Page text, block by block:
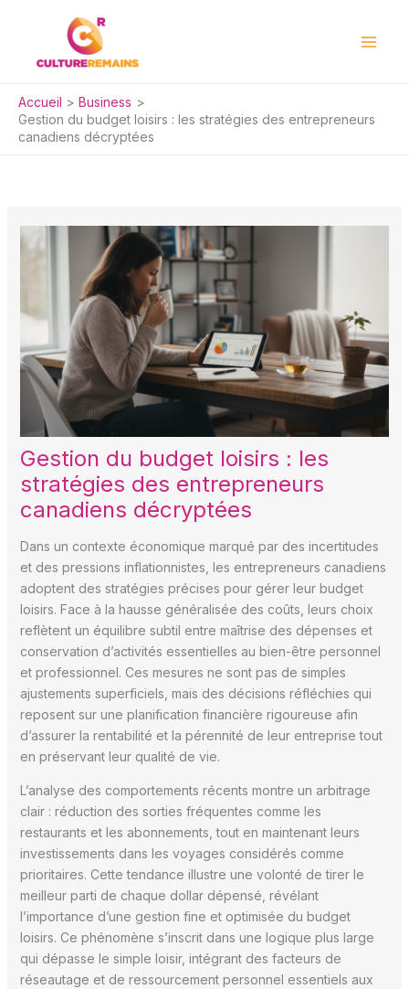
Accueil
Business
Gestion du budget loisirs : les stratégies des entrepreneurs
canadiens décryptées
Gestion du budget loisirs : les
stratégies des entrepreneurs
canadiens décryptées
Dans un contexte économique marqué par des incertitudes
et des pressions inflationnistes, les entrepreneurs canadiens
adoptent des stratégies précises pour gérer leur budget
loisirs. Face à la hausse généralisée des coûts, leurs choix
reflètent un équilibre subtil entre maîtrise des dépenses et
conservation d’activités essentielles au bien-être personnel
et professionnel. Ces mesures ne sont pas de simples
ajustements superficiels, mais des décisions réfléchies qui
reposent sur une planification financière rigoureuse afin
d’assurer la rentabilité et la pérennité de leur entreprise tout
en préservant leur qualité de vie.
L’analyse des comportements récents montre un arbitrage
clair : réduction des sorties fréquentes comme les
restaurants et les abonnements, tout en maintenant leurs
investissements dans les voyages considérés comme
prioritaires. Cette tendance illustre une volonté de tirer le
meilleur parti de chaque dollar dépensé, révélant
l’importance d’une gestion fine et optimisée du budget
loisirs. Ce phénomène s’inscrit dans une logique plus large
qui dépasse le simple loisir, intégrant des facteurs de
réseautage et de ressourcement personnel essentiels aux